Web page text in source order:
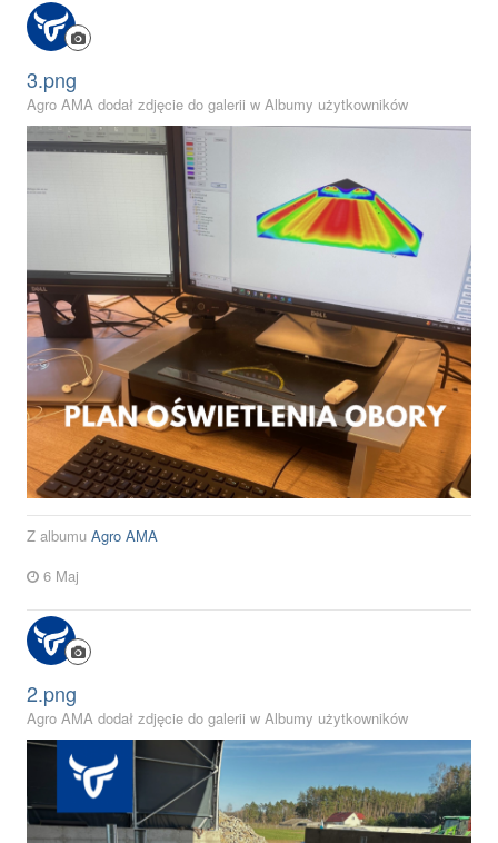
3.png
Agro AMA dodał zdjęcie do galerii w Albumy użytkowników
Z albumu Agro AMA
6 Maj
2.png
Agro AMA dodał zdjęcie do galerii w Albumy użytkowników